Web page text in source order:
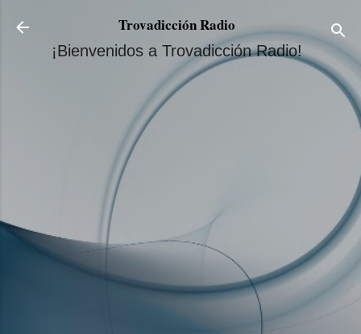
Ir al contenido principal
Trovadicción Radio
¡Bienvenidos a Trovadicción Radio!